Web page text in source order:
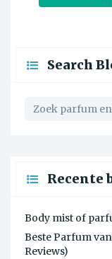
Search
Recente
Body mist of
Beste Parfum
Reviews)